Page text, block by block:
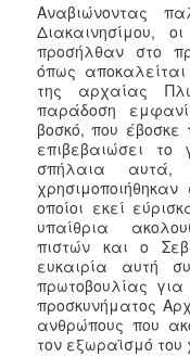
Αναβιώνοντας
Διακαινησίμου,
προσήλθαν στο
όπως
της αρχαίας
παράδοση
βοσκό, που έβοσκε
επιβεβαιώσει
σπήλαια αυτά,
οποίοι εκεί
υπαίθρια
πιστών και ο
ευκαιρία αυτή
πρωτοβουλίας
προσκυνήματος
ανθρώπους που
τον εξωραϊσμό του